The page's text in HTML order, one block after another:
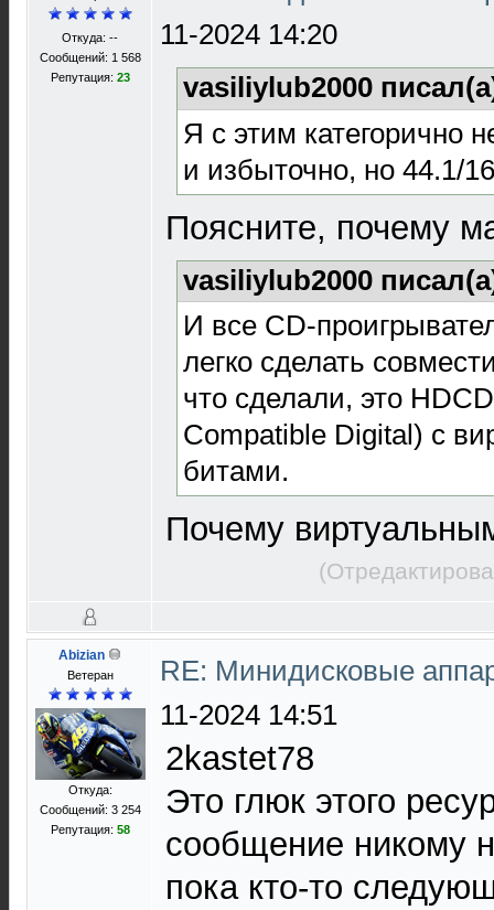
Откуда: --
Сообщений: 1 568
Репутация: 23
11-2024 14:20
vasiliylub2000
Я с этим категорично
и избыточно, но 44.1/
Поясните, почему
vasiliylub2000
И все CD-
легко сделать
что сделали, это
Compatible Digital) с
битами.
Почему
Abizian
Ветеран
Откуда:
Сообщений: 3 254
Репутация: 58
RE: Минидисковые
11-2024 14:51
2kastet78
Это глюк этого
сообщение никому
пока кто-то